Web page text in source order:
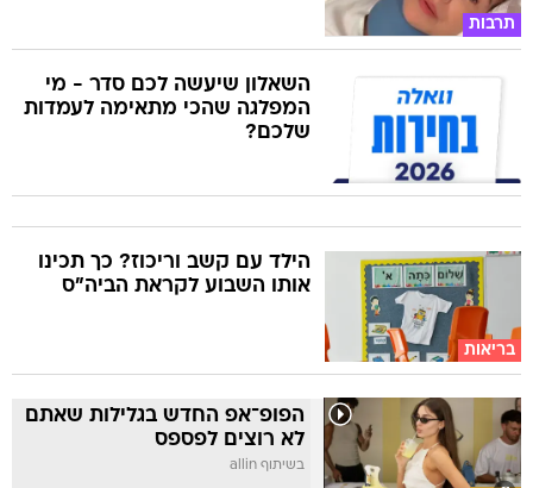
תרבות
השאלון שיעשה לכם סדר - מי
המפלגה שהכי מתאימה לעמדות
שלכם?
בריאות
הילד עם קשב וריכוז? כך תכינו
אותו השבוע לקראת הביה"ס
הפופ־אפ החדש בגלילות שאתם
לא רוצים לפספס
בשיתוף allin